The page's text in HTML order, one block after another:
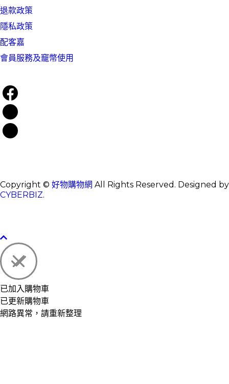
退款政策
隱私政策
配客嘉
會員服務及竉幣使用
Copyright © 好物購物網 All Rights Reserved. Designed by
CYBERBIZ.
已加入購物車
已更新購物車
網路異常，請重新整理